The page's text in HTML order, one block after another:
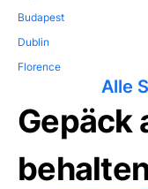
Budapest
Dublin
Florence
Alle
Gepäck